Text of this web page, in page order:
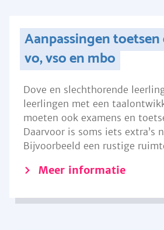
Aanpassingen toetsen
vo, vso en mbo
Dove en slechthorende
leerlingen met een
moeten ook examens en
Daarvoor is soms iets extra’s
Bijvoorbeeld een rustige
Meer informatie